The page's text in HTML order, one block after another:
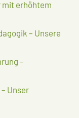
mit erhöhtem
– Unsere
–
Unser